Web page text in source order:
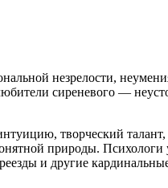
незрелости,
сиреневого —
творческий
природы.
и другие